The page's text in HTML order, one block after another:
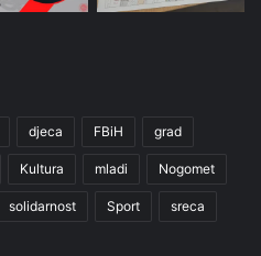
djeca FBiH grad
Kultura mladi Nogomet
solidarnost Sport sreca